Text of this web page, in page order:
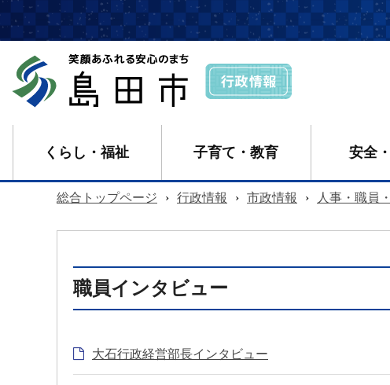
くらし・福祉 子育て・教育 安全
総合トップページ › 行政情報 › 市政情報 › 人事・職員
職員インタビュー
大石行政経営部長インタビュー